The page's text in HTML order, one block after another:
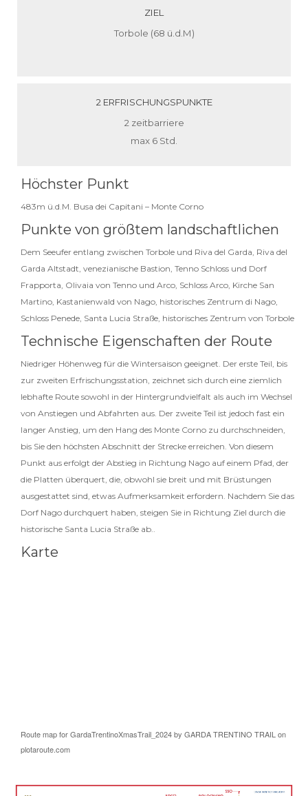
ZIEL
Torbole (68 ü.d.M)
2 ERFRISCHUNGSPUNKTE
2 zeitbarriere
max 6 Std.
Höchster Punkt
483m ü.d.M. Busa dei Capitani – Monte Corno
Punkte von größtem landschaftlichen
Dem Seeufer entlang zwischen Torbole und Riva del Garda, Riva del
Garda Altstadt, venezianische Bastion, Tenno Schloss und Dorf
Frapporta, Olivaia von Tenno und Arco, Schloss Arco, Kirche San
Martino, Kastanienwald von Nago, historisches Zentrum di Nago,
Schloss Penede, Santa Lucia Straße, historisches Zentrum von Torbole
Technische Eigenschaften der Route
Niedriger Höhenweg für die Wintersaison geeignet. Der erste Teil, bis
zur zweiten Erfrischungsstation, zeichnet sich durch eine ziemlich
lebhafte Route sowohl in der Hintergrundvielfalt als auch im Wechsel
von Anstiegen und Abfahrten aus. Der zweite Teil ist jedoch fast ein
langer Anstieg, um den Hang des Monte Corno zu durchschneiden,
bis Sie den höchsten Abschnitt der Strecke erreichen. Von diesem
Punkt aus erfolgt der Abstieg in Richtung Nago auf einem Pfad, der
die Platten überquert, die, obwohl sie breit und mit Brüstungen
ausgestattet sind, etwas Aufmerksamkeit erfordern. Nachdem Sie das
Dorf Nago durchquert haben, steigen Sie in Richtung Ziel durch die
historische Santa Lucia Straße ab..
Karte
Route map forGardaTrentinoXmasTrail_2024by GARDA TRENTINO TRAIL on
plotaroute.com